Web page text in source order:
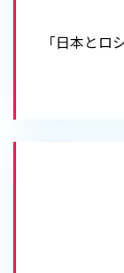
「日本とロ